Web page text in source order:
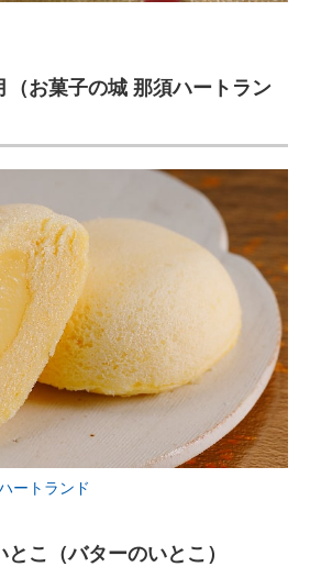
（お菓子の城 那須ハートラン
ートランド
こ（バターのいとこ）